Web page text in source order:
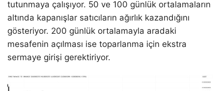
tutunmaya çalışıyor. 50 ve 100 günlük ortalamaların
altında kapanışlar satıcıların ağırlık kazandığını
gösteriyor. 200 günlük ortalamayla aradaki
mesafenin açılması ise toparlanma için ekstra
sermaye girişi gerektiriyor.